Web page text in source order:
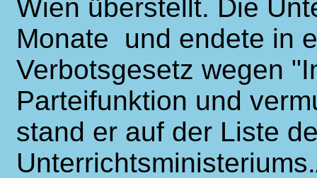
Wien überstellt. Die
Monate und endete in
Verbotsgesetz wegen
Parteifunktion und
stand er auf der Liste